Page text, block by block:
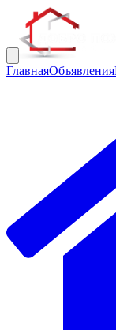
ГлавнаяОбъявления